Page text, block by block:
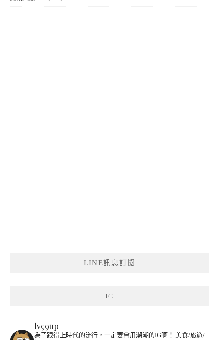
LINE訊息訂閱
IG
lv99up
為了跟得上時代的流行，一定要會用潮潮的IG啊！ 美食/旅遊/